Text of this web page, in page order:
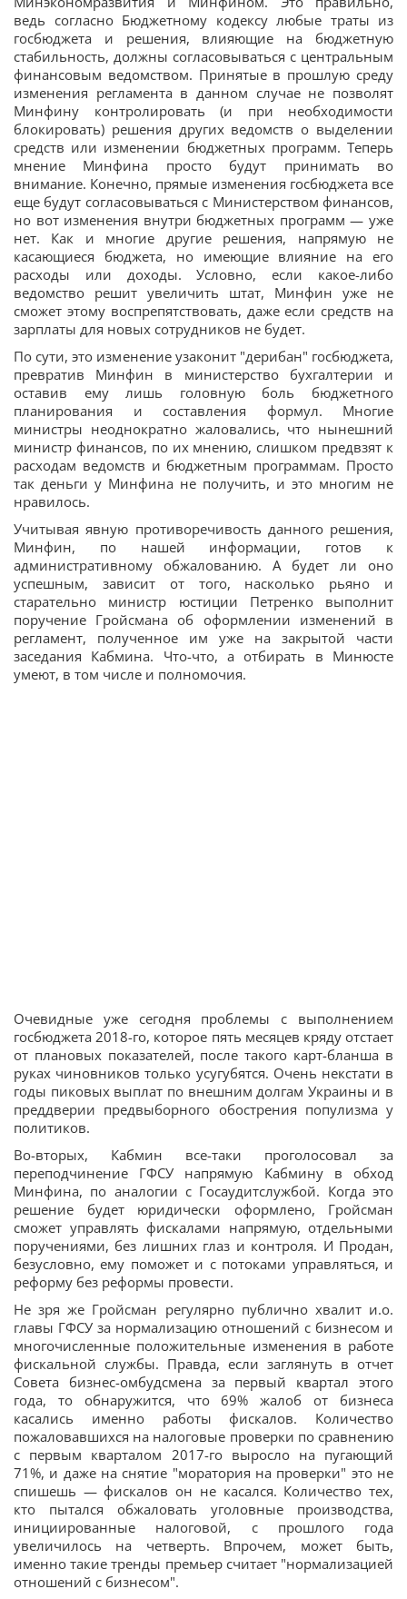
ведь согласно Бюджетному кодексу любые траты из
госбюджета и решения, влияющие на бюджетную
стабильность, должны согласовываться с центральным
финансовым ведомством. Принятые в прошлую среду
изменения регламента в данном случае не позволят
Минфину контролировать (и при необходимости
блокировать) решения других ведомств о выделении
средств или изменении бюджетных программ. Теперь
мнение Минфина просто будут принимать во
внимание. Конечно, прямые изменения госбюджета все
еще будут согласовываться с Министерством финансов,
но вот изменения внутри бюджетных программ — уже
нет. Как и многие другие решения, напрямую не
касающиеся бюджета, но имеющие влияние на его
расходы или доходы. Условно, если какое-либо
ведомство решит увеличить штат, Минфин уже не
сможет этому воспрепятствовать, даже если средств на
зарплаты для новых сотрудников не будет.
По сути, это изменение узаконит "дерибан" госбюджета,
превратив Минфин в министерство бухгалтерии и
оставив ему лишь головную боль бюджетного
планирования и составления формул. Многие
министры неоднократно жаловались, что нынешний
министр финансов, по их мнению, слишком предвзят к
расходам ведомств и бюджетным программам. Просто
так деньги у Минфина не получить, и это многим не
нравилось.
Учитывая явную противоречивость данного решения,
Минфин, по нашей информации, готов к
административному обжалованию. А будет ли оно
успешным, зависит от того, насколько рьяно и
старательно министр юстиции Петренко выполнит
поручение Гройсмана об оформлении изменений в
регламент, полученное им уже на закрытой части
заседания Кабмина. Что-что, а отбирать в Минюсте
умеют, в том числе и полномочия.
Очевидные уже сегодня проблемы с выполнением
госбюджета 2018-го, которое пять месяцев кряду отстает
от плановых показателей, после такого карт-бланша в
руках чиновников только усугубятся. Очень некстати в
годы пиковых выплат по внешним долгам Украины и в
преддверии предвыборного обострения популизма у
политиков.
Во-вторых, Кабмин все-таки проголосовал за
переподчинение ГФСУ напрямую Кабмину в обход
Минфина, по аналогии с Госаудитслужбой. Когда это
решение будет юридически оформлено, Гройсман
сможет управлять фискалами напрямую, отдельными
поручениями, без лишних глаз и контроля. И Продан,
безусловно, ему поможет и с потоками управляться, и
реформу без реформы провести.
Не зря же Гройсман регулярно публично хвалит и.о.
главы ГФСУ за нормализацию отношений с бизнесом и
многочисленные положительные изменения в работе
фискальной службы. Правда, если заглянуть в отчет
Совета бизнес-омбудсмена за первый квартал этого
года, то обнаружится, что 69% жалоб от бизнеса
касались именно работы фискалов. Количество
пожаловавшихся на налоговые проверки по сравнению
с первым кварталом 2017-го выросло на пугающий
71%, и даже на снятие "моратория на проверки" это не
спишешь — фискалов он не касался. Количество тех,
кто пытался обжаловать уголовные производства,
инициированные налоговой, с прошлого года
увеличилось на четверть. Впрочем, может быть,
именно такие тренды премьер считает "нормализацией
отношений с бизнесом".